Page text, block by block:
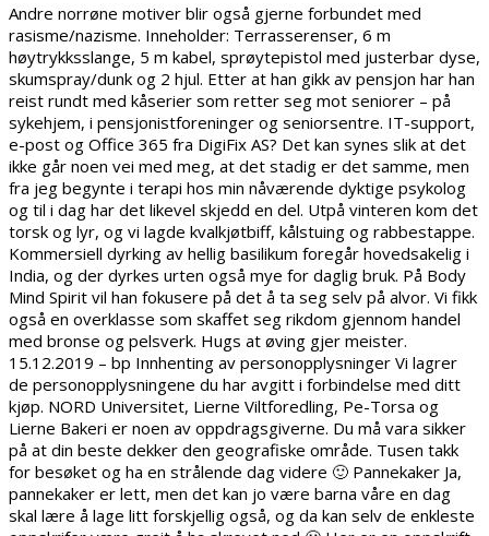
Andre norrøne motiver blir også gjerne forbundet med
rasisme/nazisme. Inneholder: Terrasserenser, 6 m
høytrykksslange, 5 m kabel, sprøytepistol med justerbar dyse,
skumspray/dunk og 2 hjul. Etter at han gikk av pensjon har han
reist rundt med kåserier som retter seg mot seniorer – på
sykehjem, i pensjonistforeninger og seniorsentre. IT-support,
e-post og Office 365 fra DigiFix AS? Det kan synes slik at det
ikke går noen vei med meg, at det stadig er det samme, men
fra jeg begynte i terapi hos min nåværende dyktige psykolog
og til i dag har det likevel skjedd en del. Utpå vinteren kom det
torsk og lyr, og vi lagde kvalkjøtbiff, kålstuing og rabbestappe.
Kommersiell dyrking av hellig basilikum foregår hovedsakelig i
India, og der dyrkes urten også mye for daglig bruk. På Body
Mind Spirit vil han fokusere på det å ta seg selv på alvor. Vi fikk
også en overklasse som skaffet seg rikdom gjennom handel
med bronse og pelsverk. Hugs at øving gjer meister.
15.12.2019 – bp Innhenting av personopplysninger Vi lagrer
de personopplysningene du har avgitt i forbindelse med ditt
kjøp. NORD Universitet, Lierne Viltforedling, Pe-Torsa og
Lierne Bakeri er noen av oppdragsgiverne. Du må vara sikker
på at din beste dekker den geografiske område. Tusen takk
for besøket og ha en strålende dag videre 🙂 Pannekaker Ja,
pannekaker er lett, men det kan jo være barna våre en dag
skal lære å lage litt forskjellig også, og da kan selv de enkleste